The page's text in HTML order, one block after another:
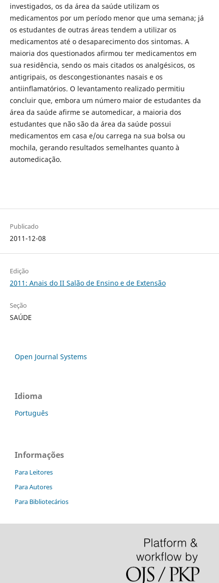
investigados, os da área da saúde utilizam os
medicamentos por um período menor que uma semana; já
os estudantes de outras áreas tendem a utilizar os
medicamentos até o desaparecimento dos sintomas. A
maioria dos questionados afirmou ter medicamentos em
sua residência, sendo os mais citados os analgésicos, os
antigripais, os descongestionantes nasais e os
antiinflamatórios. O levantamento realizado permitiu
concluir que, embora um número maior de estudantes da
área da saúde afirme se automedicar, a maioria dos
estudantes que não são da área da saúde possui
medicamentos em casa e/ou carrega na sua bolsa ou
mochila, gerando resultados semelhantes quanto à
automedicação.
Publicado
2011-12-08
Edição
2011: Anais do II Salão de Ensino e de Extensão
Seção
SAÚDE
Open Journal Systems
Idioma
Português
Informações
Para Leitores
Para Autores
Para Bibliotecários